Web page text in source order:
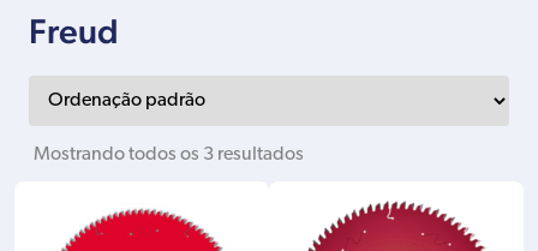
Freud
Mostrando todos os 3 resultados